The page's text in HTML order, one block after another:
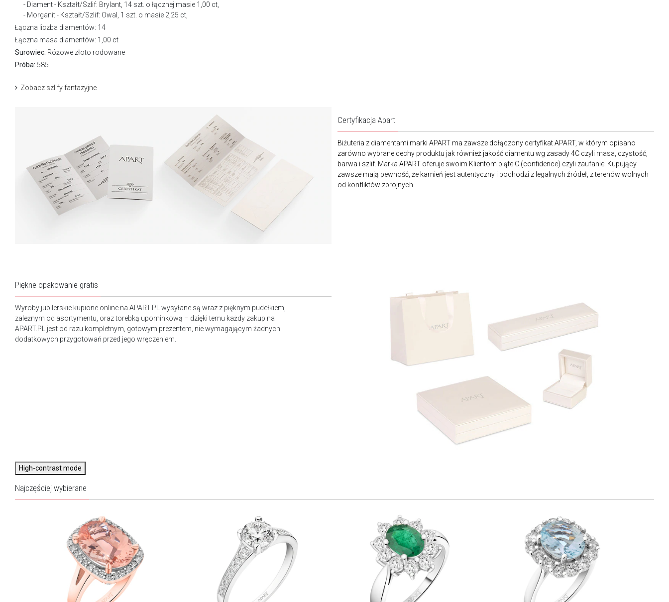
Diament - Kształt/Szlif: Brylant, 14 szt. o łącznej masie 1,00 ct,
Morganit - Kształt/Szlif: Owal, 1 szt. o masie 2,25 ct,
Łączna liczba diamentów: 14
Łączna masa diamentów: 1,00 ct
Surowiec: Różowe złoto rodowane
Próba: 585
Zobacz szlify fantazyjne
Certyfikacja Apart
Biżuteria z diamentami marki APART ma zawsze dołączony certyfikat APART, w którym opisano
zarówno wybrane cechy produktu jak również jakość diamentu wg zasady 4C czyli masa, czystość,
barwa i szlif. Marka APART oferuje swoim Klientom piąte C (confidence) czyli zaufanie. Kupujący
zawsze mają pewność, że kamień jest autentyczny i pochodzi z legalnych źródeł, z terenów wolnych
od konfliktów zbrojnych.
Piękne opakowanie gratis
Wyroby jubilerskie kupione online na APART.PL wysyłane są wraz z pięknym pudełkiem,
zależnym od asortymentu, oraz torebką upominkową – dzięki temu każdy zakup na
APART.PL jest od razu kompletnym, gotowym prezentem, nie wymagającym żadnych
dodatkowych przygotowań przed jego wręczeniem.
High-contrast mode
Najczęściej wybierane